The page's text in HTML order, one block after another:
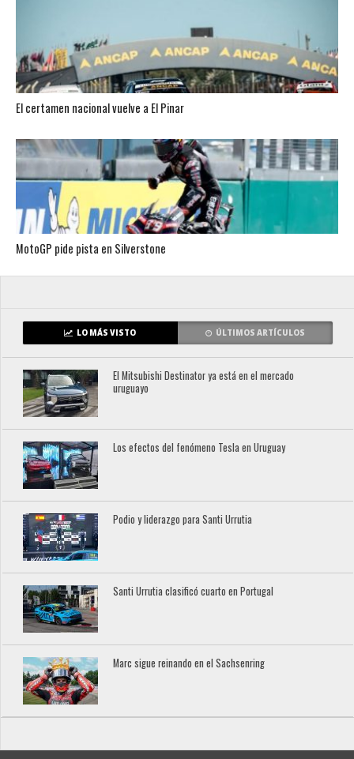
El certamen nacional vuelve a El Pinar
MotoGP pide pista en Silverstone
LO MÁS VISTO ÚLTIMOS ARTÍCULOS
El Mitsubishi Destinator ya está en el mercado
uruguayo
Los efectos del fenómeno Tesla en Uruguay
Podio y liderazgo para Santi Urrutia
Santi Urrutia clasificó cuarto en Portugal
Marc sigue reinando en el Sachsenring